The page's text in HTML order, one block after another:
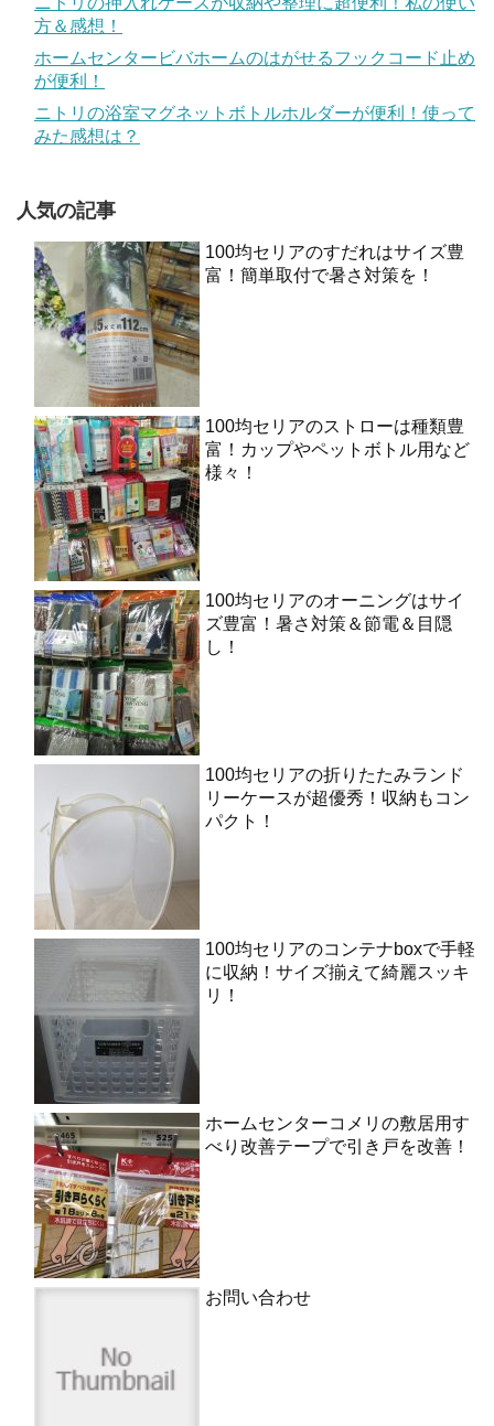
方＆感想！
ホームセンタービバホームのはがせるフックコード止め
が便利！
ニトリの浴室マグネットボトルホルダーが便利！使って
みた感想は？
人気の記事
100均セリアのすだれはサイズ豊
富！簡単取付で暑さ対策を！
100均セリアのストローは種類豊
富！カップやペットボトル用など
様々！
100均セリアのオーニングはサイ
ズ豊富！暑さ対策＆節電＆目隠
し！
100均セリアの折りたたみランド
リーケースが超優秀！収納もコン
パクト！
100均セリアのコンテナboxで手軽
に収納！サイズ揃えて綺麗スッキ
リ！
ホームセンターコメリの敷居用す
べり改善テープで引き戸を改善！
お問い合わせ